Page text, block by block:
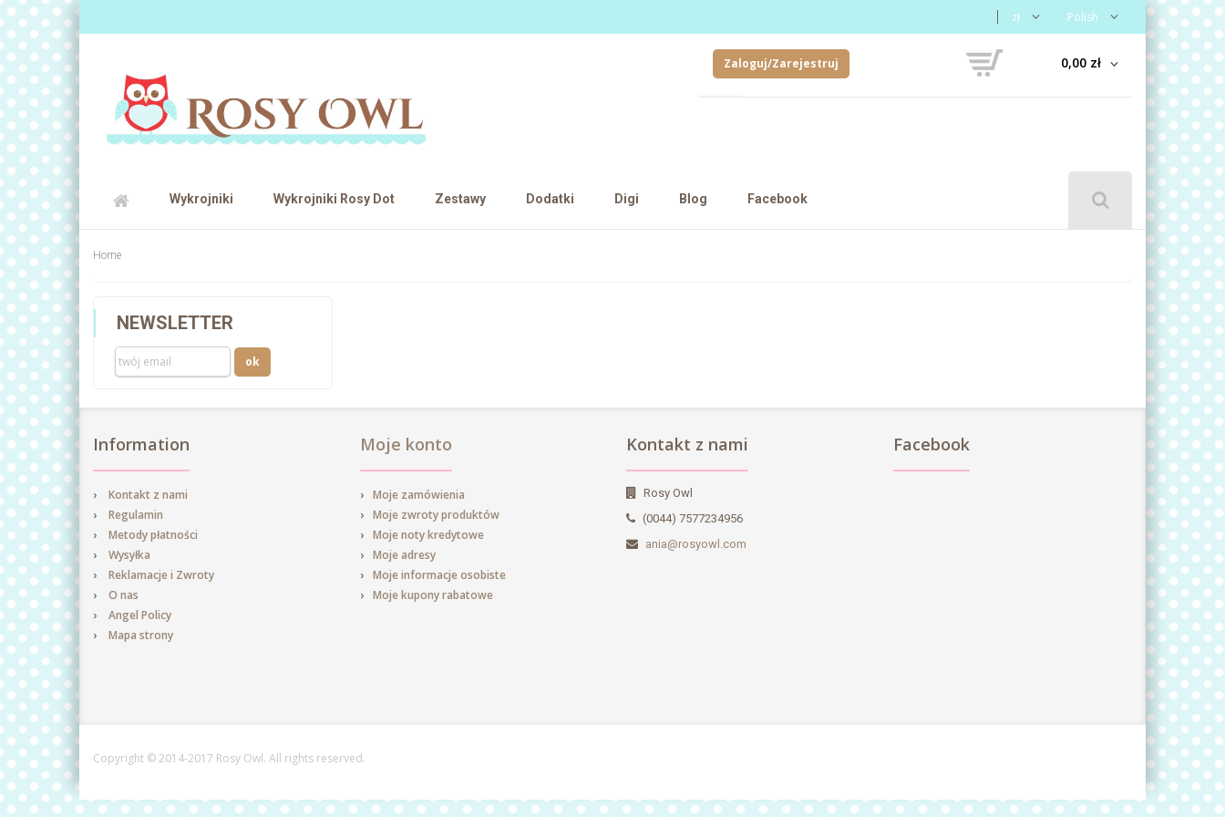
Polish
zł
Zaloguj/Zarejestruj 0,00 zł
Wykrojniki Wykrojniki Rosy Dot Zestawy Dodatki Digi Blog Facebook
Home
NEWSLETTER
Information
Kontakt z nami
Regulamin
Metody płatności
Wysyłka
Reklamacje i Zwroty
O nas
Angel Policy
Mapa strony
Moje konto
Moje zamówienia
Moje zwroty produktów
Moje noty kredytowe
Moje adresy
Moje informacje osobiste
Moje kupony rabatowe
Kontakt z nami
Rosy Owl
(0044) 7577234956
ania@rosyowl.com
Facebook
Copyright © 2014-2017 Rosy Owl. All rights reserved.